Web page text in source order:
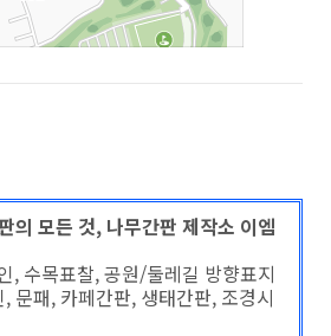
의 모든 것, 나무간판 제작소 이엠
, 수목표찰, 공원/둘레길 방향표지
문패, 카페간판, 생태간판, 조경시